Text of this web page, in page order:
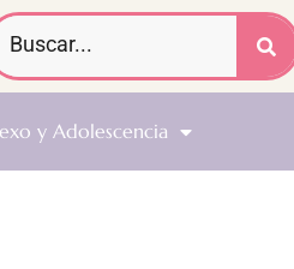
y Adolescencia